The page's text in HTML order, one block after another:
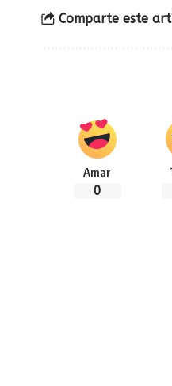
Comparte este
Amar
0